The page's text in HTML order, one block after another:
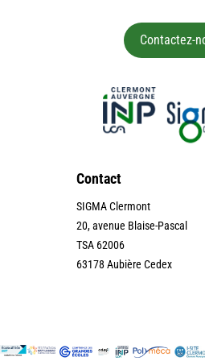
Contactez-
Contact
SIGMA Clermont
20, avenue Blaise-Pascal
TSA 62006
63178 Aubière Cedex